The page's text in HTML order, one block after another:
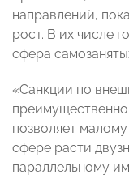
направлений,
рост. В их числе
сфера
«Санкции по
позволяет
сфере расти
параллельному